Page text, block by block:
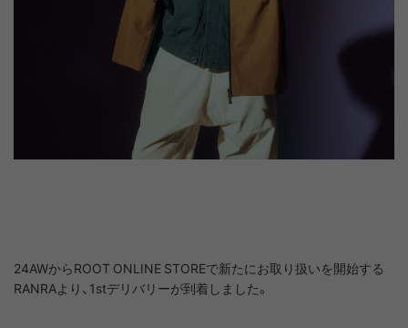
24AWからROOT ONLINE STOREで新たにお取り扱いを開始する
RANRAより、1stデリバリーが到着しました。